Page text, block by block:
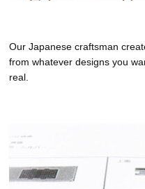
Our Japanese craftsman
from whatever designs you
real.